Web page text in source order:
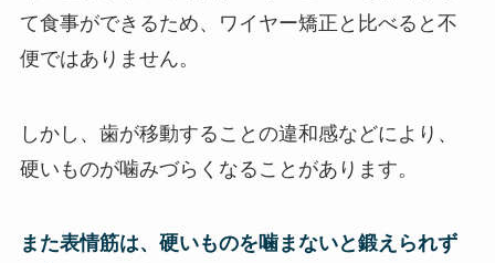
て食事ができるため、ワイヤー矯正と比べると不
便ではありません。
しかし、歯が移動することの違和感などにより、
硬いものが噛みづらくなることがあります。
また表情筋は、硬いものを噛まないと鍛えられず